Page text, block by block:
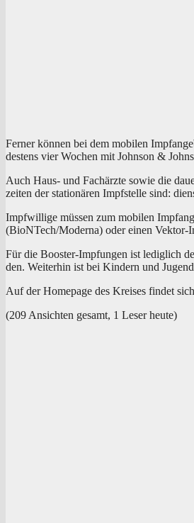
Fer­ner kön­nen bei dem mobi­len
des­tens vier Wochen mit John­son &
Auch Haus- und Fach­ärz­te sowie die
zei­ten der sta­tio­nä­ren Impf­stel­le sind:
Impf­wil­li­ge müs­sen zum mobi­len
(BioNTech/Moderna) oder einen Vek­tor-
Für die Boos­ter-Imp­fun­gen ist ledig­lich
den. Wei­ter­hin ist bei Kin­dern und
Auf der Home­page des Krei­ses fin­det
(209 Ansich­ten gesamt, 1 Leser heute)